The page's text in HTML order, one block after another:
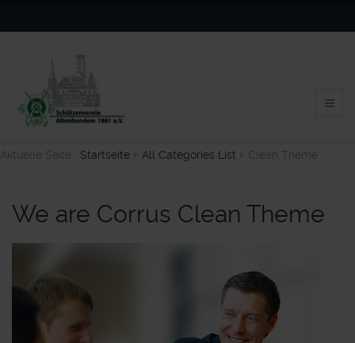
Aktuelle Seite: Startseite All Categories List Clean Theme
We are Corrus Clean Theme